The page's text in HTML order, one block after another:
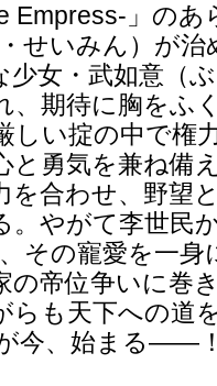
Empress-」のあ
せいみん）が
少女・武如意（
、期待に胸をふ
しい掟の中で権
と勇気を兼ね備
を合わせ、野望
。やがて李世民
その寵愛を一
の帝位争いに巻
らも天下への道
今、始まる――